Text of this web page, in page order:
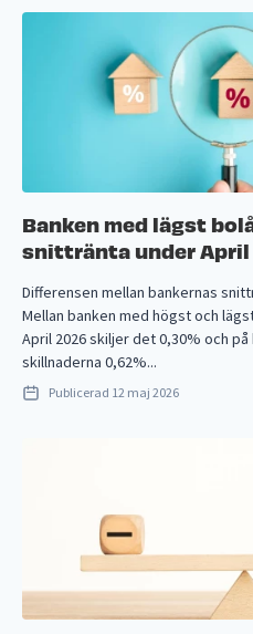
Banken med lägst
snittränta under April
Differensen mellan bankernas
Mellan banken med högst och
April 2026 skiljer det 0,30% och på
skillnaderna 0,62%...
Publicerad 12 maj 2026